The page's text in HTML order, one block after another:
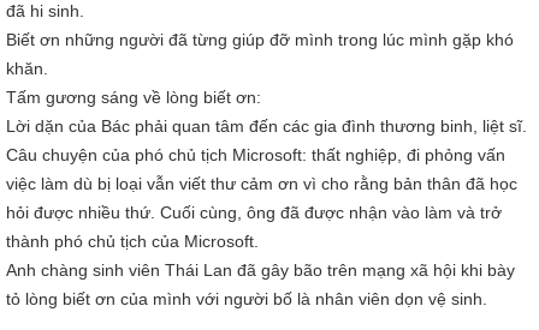
đã hi sinh.
Biết ơn những người đã từng giúp đỡ mình trong lúc mình gặp khó
khăn.
Tấm gương sáng về lòng biết ơn:
Lời dặn của Bác phải quan tâm đến các gia đình thương binh, liệt sĩ.
Câu chuyện của phó chủ tịch Microsoft: thất nghiệp, đi phỏng vấn
việc làm dù bị loại vẫn viết thư cảm ơn vì cho rằng bản thân đã học
hỏi được nhiều thứ. Cuối cùng, ông đã được nhận vào làm và trở
thành phó chủ tịch của Microsoft.
Anh chàng sinh viên Thái Lan đã gây bão trên mạng xã hội khi bày
tỏ lòng biết ơn của mình với người bố là nhân viên dọn vệ sinh.